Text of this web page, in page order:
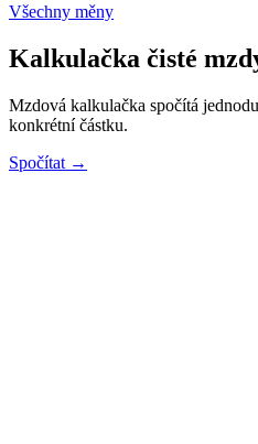
Všechny měny
Kalkulačka čisté
Mzdová kalkulačka spočítá
konkrétní částku.
Spočítat →